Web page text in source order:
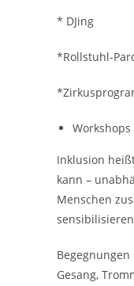
* DJing
*Rollstuhl-
Inklusion
kann –
Menschen
Gesang,